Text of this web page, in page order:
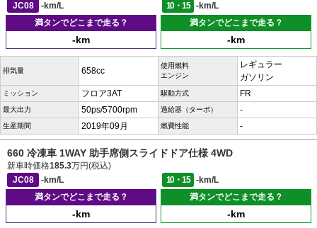
JC08
-km/L 10・15
-km/L
満タンでどこまで走る？
-km
満タンでどこまで走る？
-km
排気量 658cc
使用燃料
エンジン
レギュラー
ガソリン
ミッション フロア3AT 駆動方式 FR
最大出力 50ps/5700rpm 過給器（ターボ） -
生産期間 2019年09月 燃費性能 -
660 冷凍車 1WAY 助手席側スライドドア仕様 4WD
新車時価格185.3万円(税込)
JC08
-km/L 10・15
-km/L
満タンでどこまで走る？
-km
満タンでどこまで走る？
-km